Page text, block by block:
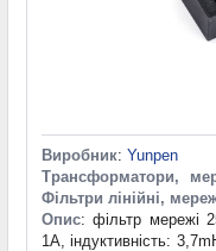
Виробник: Yunpen
Трансформатори,
Фільтри лінійні,
Опис: фільтр мережі
1A, індуктивність: